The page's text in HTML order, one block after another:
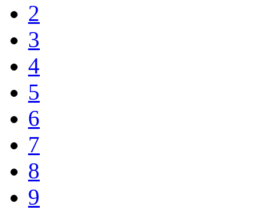
2
3
4
5
6
7
8
9